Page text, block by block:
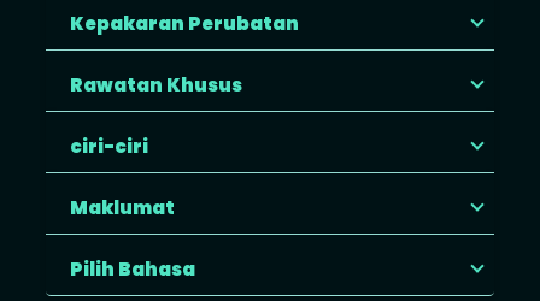
Kepakaran Perubatan
Rawatan Khusus
ciri-ciri
Maklumat
Pilih Bahasa